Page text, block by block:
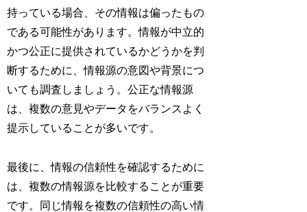
持っている場合、その情報は偏ったもの
である可能性があります。情報が中立的
かつ公正に提供されているかどうかを判
断するために、情報源の意図や背景につ
いても調査しましょう。公正な情報源
は、複数の意見やデータをバランスよく
提示していることが多いです。
最後に、情報の信頼性を確認するために
は、複数の情報源を比較することが重要
です。同じ情報を複数の信頼性の高い情